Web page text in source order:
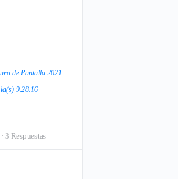
· 3 Respuestas